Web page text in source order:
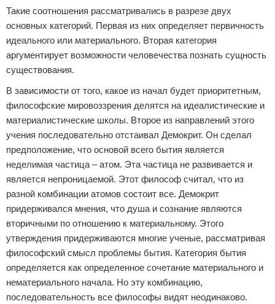
Такие соотношения рассматривались в разрезе двух
основных категорий. Первая из них определяет первичность
идеального или материального. Вторая категория
аргументирует возможности человечества познать сущность
существования.
В зависимости от того, какое из начал будет приоритетным,
философские мировоззрения делятся на идеалистические и
материалистические школы. Второе из направлений этого
учения последовательно отстаивал Демокрит. Он сделал
предположение, что основой всего бытия является
неделимая частица – атом. Эта частица не развивается и
является непроницаемой. Этот философ считал, что из
разной комбинации атомов состоит все. Демокрит
придерживался мнения, что душа и сознание являются
вторичными по отношению к материальному. Этого
утверждения придерживаются многие ученые, рассматривая
философский смысл проблемы бытия. Категория бытия
определяется как определенное сочетание материального и
нематериального начала. Но эту комбинацию,
последовательность все философы видят неодинаково.